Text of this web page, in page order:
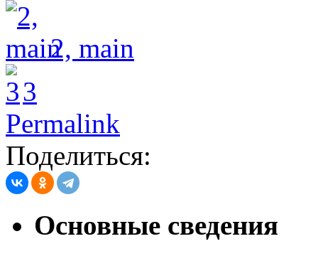
2, main
3
Permalink
Поделиться:
Основные сведения